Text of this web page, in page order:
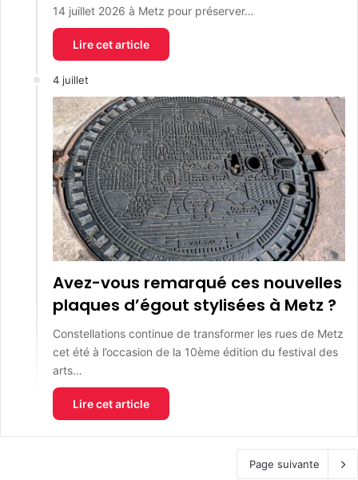
14 juillet 2026 à Metz pour préserver…
Lire cet article
4 juillet
Avez-vous remarqué ces nouvelles
plaques d’égout stylisées à Metz ?
Constellations continue de transformer les rues de Metz
cet été à l’occasion de la 10ème édition du festival des
arts…
Lire cet article
Page suivante